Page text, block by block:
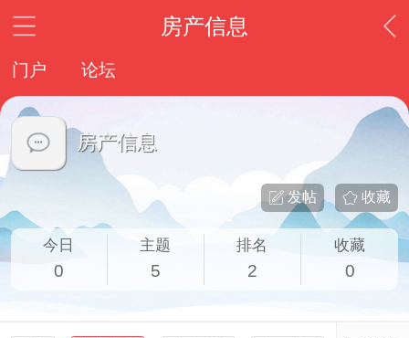
房产信息
门户 论坛
房产信息
收藏
发帖
今日
0
主题
5
排名
2
收藏
0